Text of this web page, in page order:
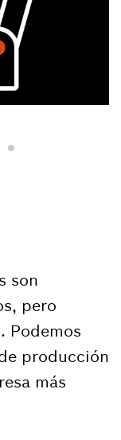
son
pero
Podemos
producción
más